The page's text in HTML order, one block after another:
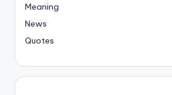
Meaning
News
Quotes